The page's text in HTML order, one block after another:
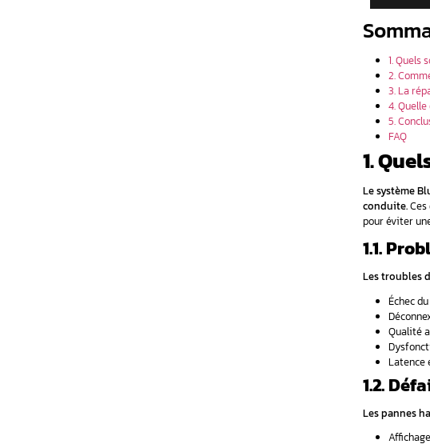
Blue and Me Kilométrage Clignote ?
Guide complet de dépannage
Réparation calculateurs blue and me
(Fiat et Alfa) – Aurel Automobile